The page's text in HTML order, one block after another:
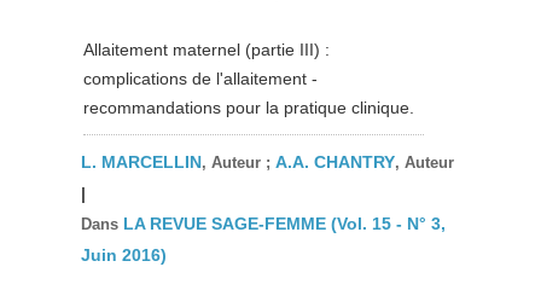
Allaitement maternel (partie III) :
complications de l'allaitement -
recommandations pour la pratique clinique.
L. MARCELLIN, Auteur ;A.A. CHANTRY, Auteur
|
Dans LA REVUE SAGE-FEMME (Vol. 15 - N° 3,
Juin 2016)